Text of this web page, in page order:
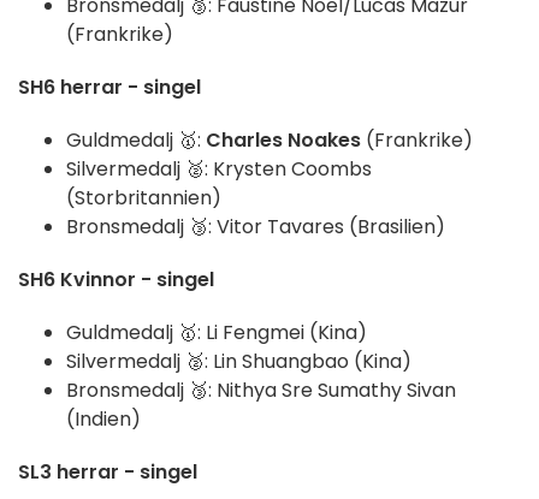
Bronsmedalj 🥉: Faustine Noël/Lucas Mazur
(Frankrike)
SH6 herrar - singel
Guldmedalj 🥇: Charles Noakes (Frankrike)
Silvermedalj 🥈: Krysten Coombs
(Storbritannien)
Bronsmedalj 🥉: Vitor Tavares (Brasilien)
SH6 Kvinnor - singel
Guldmedalj 🥇: Li Fengmei (Kina)
Silvermedalj 🥈: Lin Shuangbao (Kina)
Bronsmedalj 🥉: Nithya Sre Sumathy Sivan
(Indien)
SL3 herrar - singel